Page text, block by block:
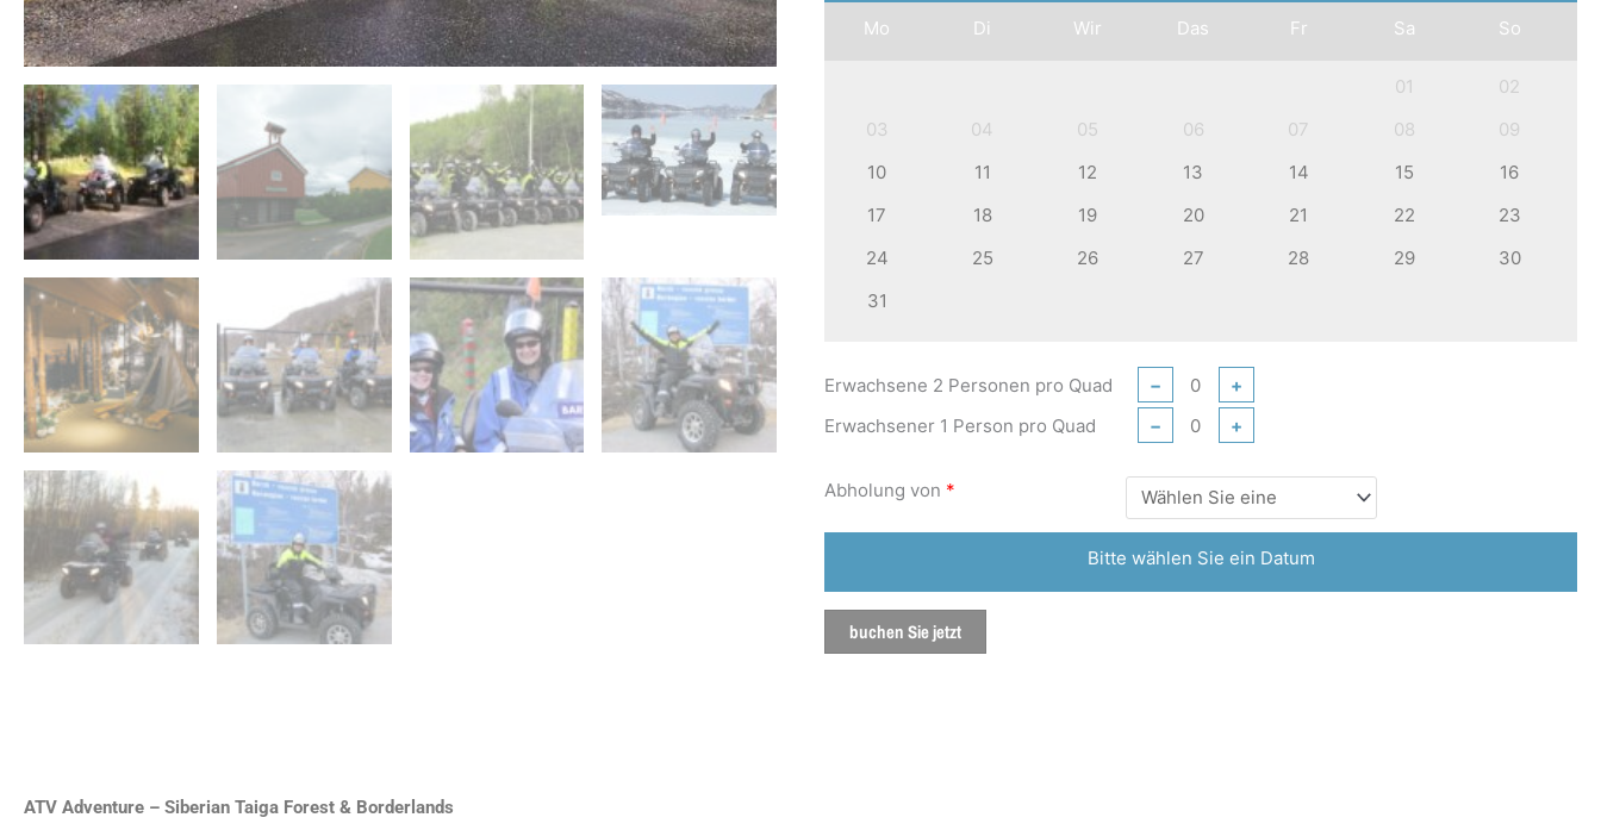
Mo Di Wir Das Fr Sa So
01
02
03
04 05 06 07 08
09
10
11 12 13 14 15
16
17
18 19 20 21 22
23
24
25 26 27 28 29
30
31
Erwachsene 2 Personen pro Quad −
+
Erwachsener 1 Person pro Quad
− +
Abholung von *
Bitte wählen Sie ein Datum
buchen Sie jetzt
ATV Adventure – Siberian Taiga Forest & Borderlands